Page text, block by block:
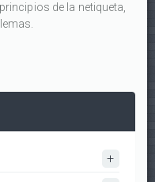
de la netiqueta,